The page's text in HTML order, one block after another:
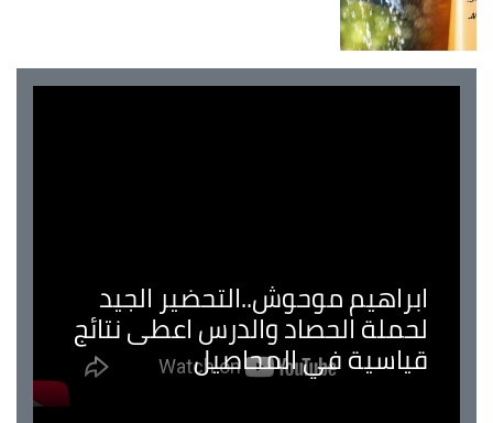
ابراهيم موحوش..التحضير الجيد
لحملة الحصاد والدرس اعطى نتائج
قياسية في المحاصيل